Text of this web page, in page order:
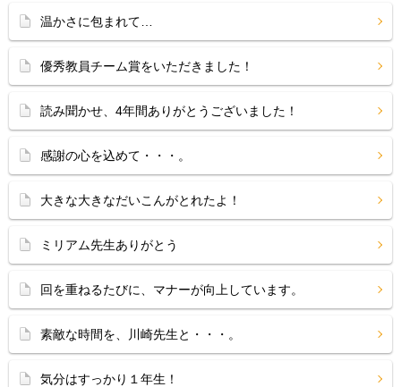
温かさに包まれて…
優秀教員チーム賞をいただきました！
読み聞かせ、4年間ありがとうございました！
感謝の心を込めて・・・。
大きな大きなだいこんがとれたよ！
ミリアム先生ありがとう
回を重ねるたびに、マナーが向上しています。
素敵な時間を、川崎先生と・・・。
気分はすっかり１年生！